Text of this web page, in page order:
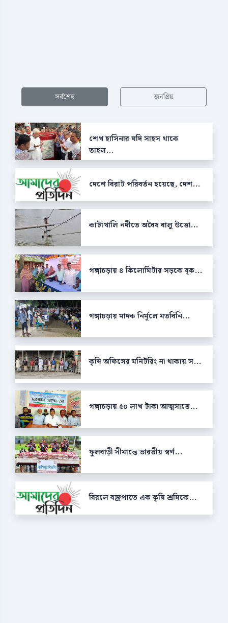
সর্বশেষ জনপ্রিয়
শেখ হাসিনার যদি সাহস থাকে
তাহল...
দেশে বিরাট পরিবর্তন হয়েছে, দেশ...
কাটাখালি নদীতে অবৈধ বালু উত্তো...
গঙ্গাচড়ায় ৪ কিলোমিটার সড়কে বৃক...
গঙ্গাচড়ায় মাদক নির্মূলে মতবিনি...
কৃষি অফিসের মনিটরিং না থাকায় স...
গঙ্গাচড়ায় ৫০ লাখ টাকা আত্মসাতে...
ফুলবাড়ী সীমান্তে ভারতীয় স্বর্ণ...
বিরলে বজ্রপাতে এক কৃষি শ্রমিকে...